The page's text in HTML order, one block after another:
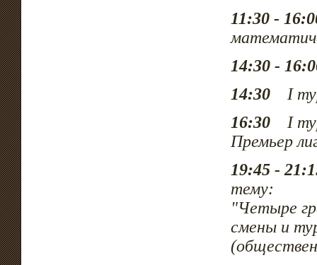
11:30 -
14:30 -
14:30 I
16:30 I
Премьер
19:45 -
тему:
"Четыре
смены и